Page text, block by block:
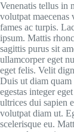
Venenatis tellus in
volutpat maecenas
fames ac turpis.
ipsum. Mattis
sagittis purus sit
ullamcorper eget
eget felis. Velit
Duis ut diam quam
egestas integer
ultrices dui sapien
volutpat diam ut.
scelerisque eu.